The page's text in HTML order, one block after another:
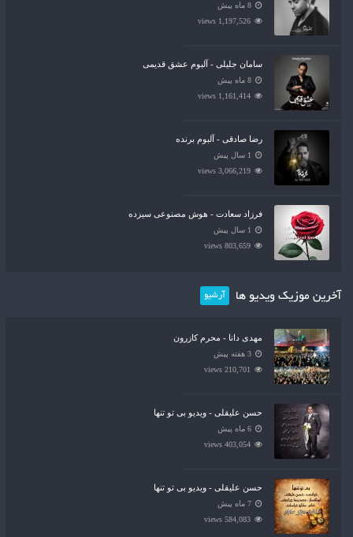
8 ماه پیش
1,197,526 views
سامان جلیلی - آلبوم عشق قدیمی
8 ماه پیش
1,161,414 views
رضا صادقی - آلبوم برنده
1 سال پیش
3,066,219 views
فرزاد سعادت - هوش مصنوعی سیزده
1 سال پیش
803,659 views
آخرین موزیک ویدیو ها آرشیو
مهدی دانا - محرم کازرون
3 هفته پیش
210,701 views
حسن علیقلی - ویدیو بی تو تنها
6 ماه پیش
403,054 views
حسن علیقلی - ویدیو بی تو تنها
7 ماه پیش
584,083 views